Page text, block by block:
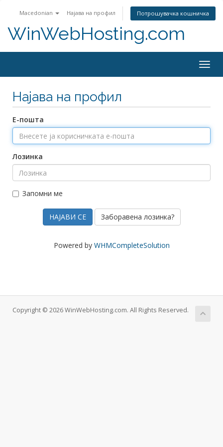
Macedonian Најава на профил Потрошувачка кошничка
WinWebHosting.com
Најава на профил
Е-пошта
Лозинка
Запомни ме
Заборавена лозинка?
Powered by WHMCompleteSolution
Copyright © 2026 WinWebHosting.com. All Rights Reserved.